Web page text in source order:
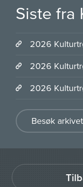
Siste fra
2026
2026
2026
Besøk arkivet